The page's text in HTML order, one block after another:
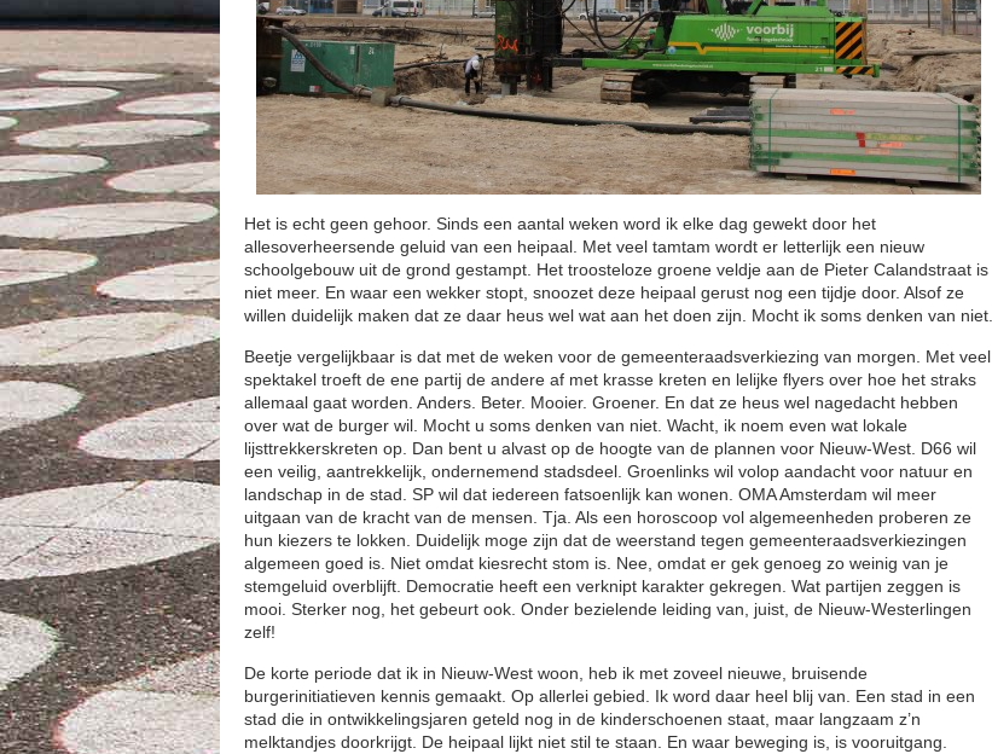
Het is echt geen gehoor. Sinds een aantal weken word ik elke dag gewekt door het
allesoverheersende geluid van een heipaal. Met veel tamtam wordt er letterlijk een nieuw
schoolgebouw uit de grond gestampt. Het troosteloze groene veldje aan de Pieter Calandstraat is
niet meer. En waar een wekker stopt, snoozet deze heipaal gerust nog een tijdje door. Alsof ze
willen duidelijk maken dat ze daar heus wel wat aan het doen zijn. Mocht ik soms denken van niet.
Beetje vergelijkbaar is dat met de weken voor de gemeenteraadsverkiezing van morgen. Met veel
spektakel troeft de ene partij de andere af met krasse kreten en lelijke flyers over hoe het straks
allemaal gaat worden. Anders. Beter. Mooier. Groener. En dat ze heus wel nagedacht hebben
over wat de burger wil. Mocht u soms denken van niet. Wacht, ik noem even wat lokale
lijsttrekkerskreten op. Dan bent u alvast op de hoogte van de plannen voor Nieuw-West. D66 wil
een veilig, aantrekkelijk, ondernemend stadsdeel. Groenlinks wil volop aandacht voor natuur en
landschap in de stad. SP wil dat iedereen fatsoenlijk kan wonen. OMA Amsterdam wil meer
uitgaan van de kracht van de mensen. Tja. Als een horoscoop vol algemeenheden proberen ze
hun kiezers te lokken. Duidelijk moge zijn dat de weerstand tegen gemeenteraadsverkiezingen
algemeen goed is. Niet omdat kiesrecht stom is. Nee, omdat er gek genoeg zo weinig van je
stemgeluid overblijft. Democratie heeft een verknipt karakter gekregen. Wat partijen zeggen is
mooi. Sterker nog, het gebeurt ook. Onder bezielende leiding van, juist, de Nieuw-Westerlingen
zelf!
De korte periode dat ik in Nieuw-West woon, heb ik met zoveel nieuwe, bruisende
burgerinitiatieven kennis gemaakt. Op allerlei gebied. Ik word daar heel blij van. Een stad in een
stad die in ontwikkelingsjaren geteld nog in de kinderschoenen staat, maar langzaam z’n
melktandjes doorkrijgt. De heipaal lijkt niet stil te staan. En waar beweging is, is vooruitgang.